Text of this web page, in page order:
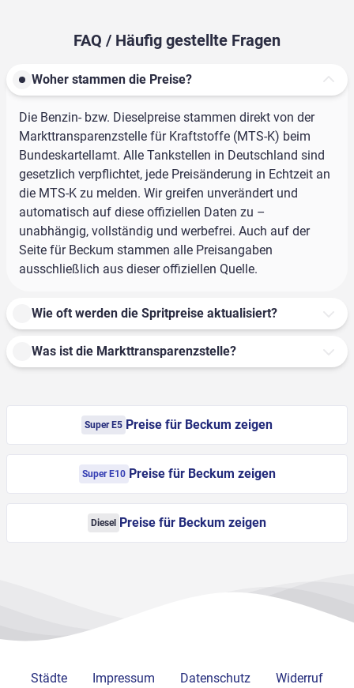
FAQ / Häufig gestellte Fragen
Woher stammen die Preise?
Die Benzin- bzw. Dieselpreise stammen direkt von der
Markttransparenzstelle für Kraftstoffe (MTS-K) beim
Bundeskartellamt. Alle Tankstellen in Deutschland sind
gesetzlich verpflichtet, jede Preisänderung in Echtzeit an
die MTS-K zu melden. Wir greifen unverändert und
automatisch auf diese offiziellen Daten zu –
unabhängig, vollständig und werbefrei. Auch auf der
Seite für Beckum stammen alle Preisangaben
ausschließlich aus dieser offiziellen Quelle.
Wie oft werden die Spritpreise aktualisiert?
Was ist die Markttransparenzstelle?
Super E5 Preise für Beckum zeigen
Super E10 Preise für Beckum zeigen
Diesel Preise für Beckum zeigen
Städte Impressum Datenschutz Widerruf